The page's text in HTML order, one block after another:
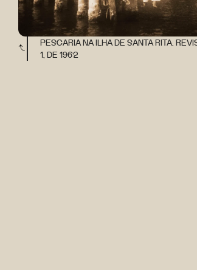
PESCARIA NA ILHA DE SANTA RITA.
1, DE 1962